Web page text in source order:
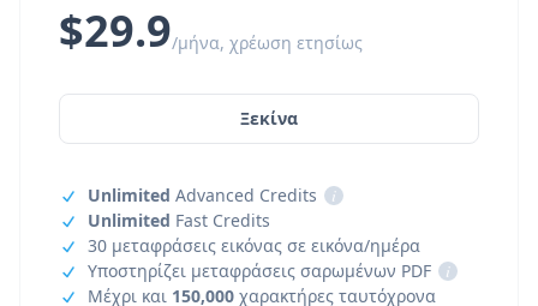
$29.9/μήνα, χρέωση ετησίως
Ξεκίνα
Unlimited Advanced Credits
i
Unlimited Fast Credits
30 μεταφράσεις εικόνας σε εικόνα/ημέρα
Υποστηρίζει μεταφράσεις σαρωμένων PDF
i
Μέχρι και 150,000 χαρακτήρες ταυτόχρονα